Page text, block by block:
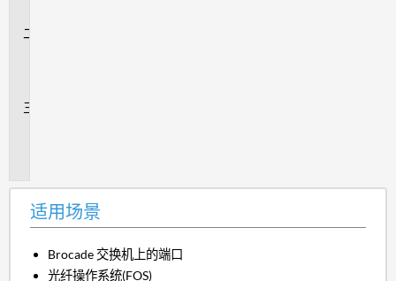
适用场景
Brocade 交换机上的端口
光纤操作系统(FOS)